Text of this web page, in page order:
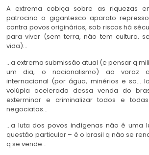
A extrema cobiça sobre as riquezas
patrocina o gigantesco aparato
contra povos originários, sob riscos há
para viver (sem terra, não tem cultura,
vida)…
…a extrema submissão atual (e pensar q
um dia, o nacionalismo) ao voraz
internacional (por água, minérios e so…
volúpia acelerada dessa venda do
exterminar e criminalizar todos e
negociatas…
…a luta dos povos indígenas não é uma
questão particular – é o brasil q não se
q se vende…